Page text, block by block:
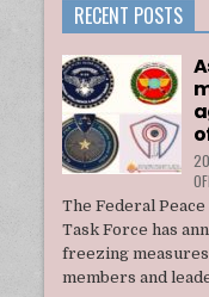
RECENT POSTS
The Federal
Task Force has
freezing
members and